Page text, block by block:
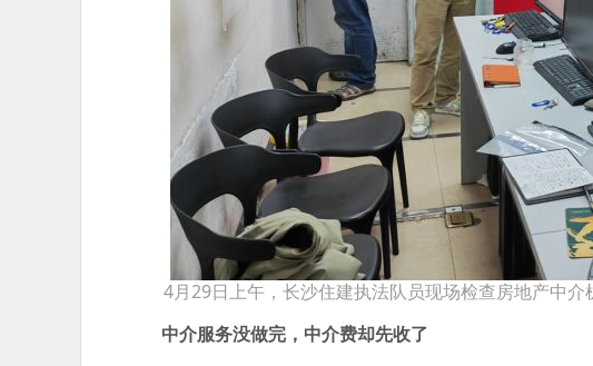
4月29日上午，长沙住建执法队员现场检查房地产中
中介服务没做完，中介费却先收了